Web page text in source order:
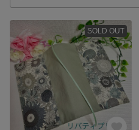
SOLD OUT